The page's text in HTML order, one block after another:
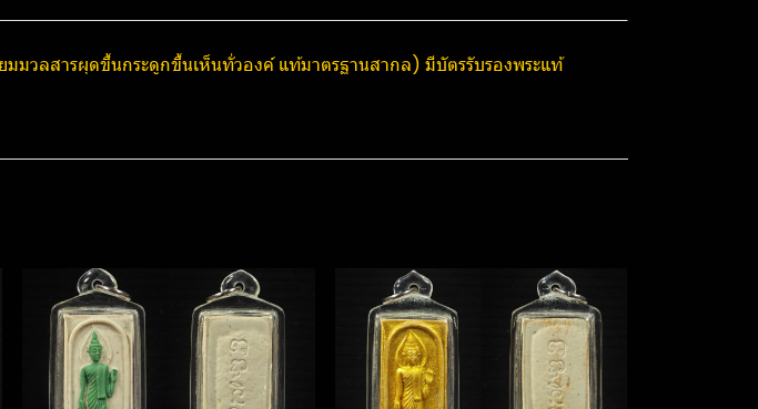
มวลสารผุดขึ้นกระดูกขึ้นเห็นทั่วองค์ แท้มาตรฐาน​สากล) มีบัตรรับรองพระแท้